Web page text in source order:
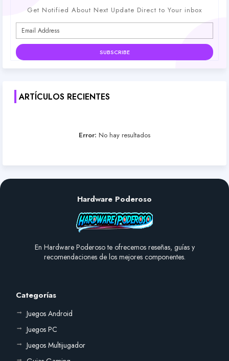
Get Notified About Next Update Direct to Your inbox
ARTÍCULOS RECIENTES
Error: No hay resultados
Hardware Poderoso
En Hardware Poderoso te ofrecemos reseñas, guías y
recomendaciones de los mejores componentes.
Categorías
Juegos Android
Juegos PC
Juegos Multijugador